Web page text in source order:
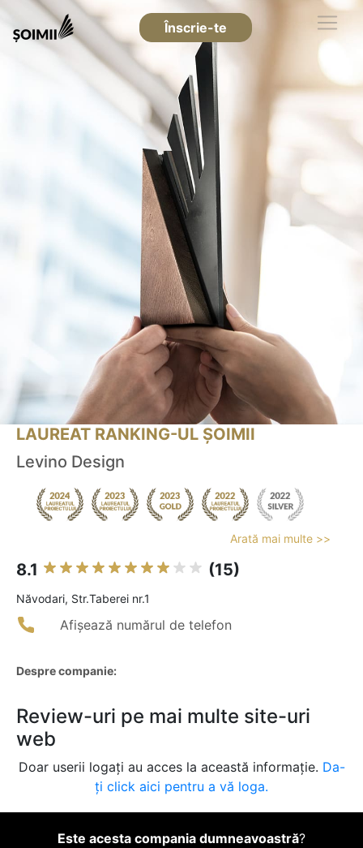
Înscrie-te
LAUREAT RANKING-UL ȘOIMII
Levino Design
Arată mai multe >>
8.1 (15)
Năvodari, Str.Taberei nr.1
Afișează numărul de telefon
Despre companie:
Review-uri pe mai multe site-uri
web
Doar userii logați au acces la această informație. Da-
ți click aici pentru a vă loga.
Este acesta compania dumneavoastră?